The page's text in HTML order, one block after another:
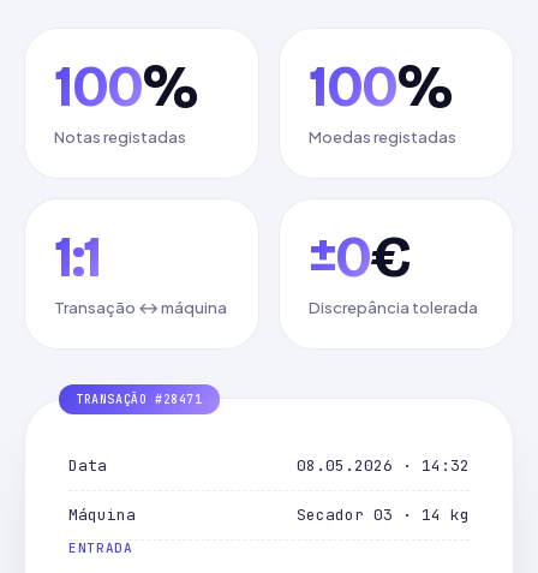
100%
Notas registadas
100%
Moedas registadas
1:1
Transação ↔ máquina
±0€
Discrepância tolerada
Data 08.05.2026 · 14:32
Máquina Secador 03 · 14 kg
ENTRADA